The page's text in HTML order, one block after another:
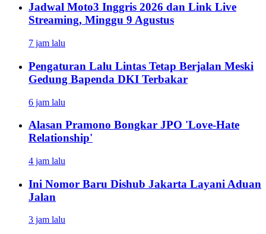
Jadwal Moto3 Inggris 2026 dan Link Live
Streaming, Minggu 9 Agustus
7 jam lalu
Pengaturan Lalu Lintas Tetap Berjalan Meski
Gedung Bapenda DKI Terbakar
6 jam lalu
Alasan Pramono Bongkar JPO 'Love-Hate
Relationship'
4 jam lalu
Ini Nomor Baru Dishub Jakarta Layani Aduan
Jalan
3 jam lalu